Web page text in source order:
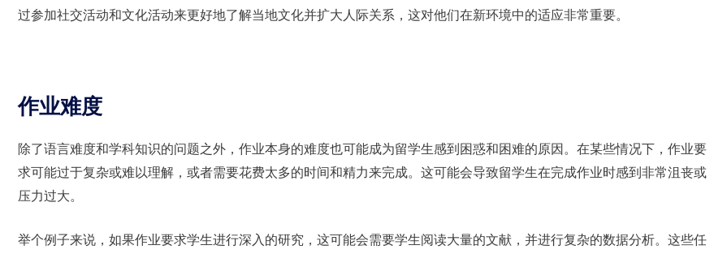
过参加社交活动和文化活动来更好地了解当地文化并扩大人际关系，这对他们在新环境中的适应非常重要。
作业难度
除了语言难度和学科知识的问题之外，作业本身的难度也可能成为留学生感到困惑和困难的原因。在某些情况下，作业要
求可能过于复杂或难以理解，或者需要花费太多的时间和精力来完成。这可能会导致留学生在完成作业时感到非常沮丧或
压力过大。
举个例子来说，如果作业要求学生进行深入的研究，这可能会需要学生阅读大量的文献，并进行复杂的数据分析。这些任